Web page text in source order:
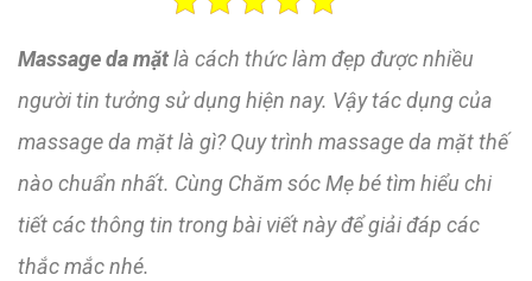
Massage da mặtlà cách thức làm đẹp được nhiều
người tin tưởng sử dụng hiện nay. Vậy tác dụng của
massage da mặt là gì? Quy trình massage da mặt thế
nào chuẩn nhất. Cùng Chăm sóc Mẹ bétìm hiểu chi
tiết các thông tin trong bài viết này để giải đáp các
thắc mắc nhé.